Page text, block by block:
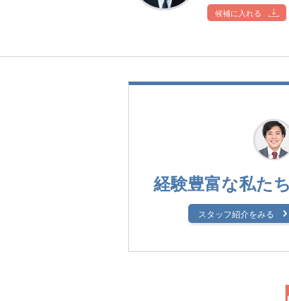
候補に入れる
経験豊富な私た
スタッフ紹介をみる